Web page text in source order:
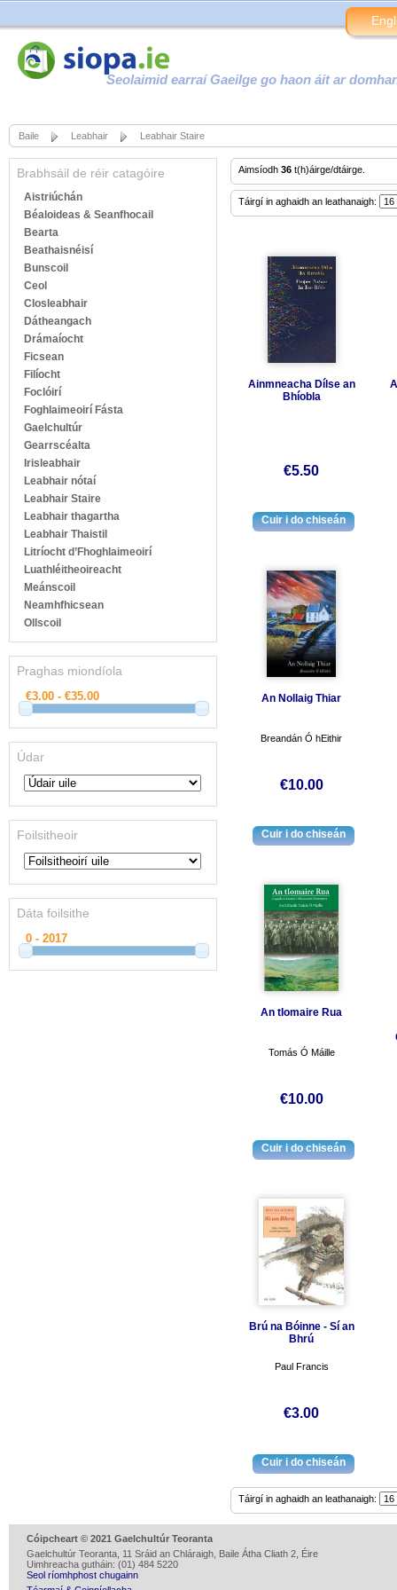
Seolaimid earraí Gaeilge go haon áit ar
Baile Leabhair Leabhair Staire
Brabhsáil de réir catagóire
Aistriúchán
Béaloideas & Seanfhocail
Bearta
Beathaisnéisí
Bunscoil
Ceol
Closleabhair
Dátheangach
Drámaíocht
Ficsean
Filíocht
Foclóirí
Foghlaimeoirí Fásta
Gaelchultúr
Gearrscéalta
Irisleabhair
Leabhair nótaí
Leabhair Staire
Leabhair thagartha
Leabhair Thaistil
Litríocht d’Fhoghlaimeoirí
Luathléitheoireacht
Meánscoil
Neamhfhicsean
Ollscoil
Praghas miondíola
Údar
Foilsitheoir
Dáta foilsithe
Aimsíodh 36 t(h)áirge/dtáirge.
Táirgí in aghaidh an leathanaigh:
Ainmneacha Dílse an
Bhíobla
€5.50
An Nollaig Thiar
Breandán Ó hEithir
€10.00
An tIomaire Rua
Tomás Ó Máille
€10.00
Brú na Bóinne - Sí an
Bhrú
Paul Francis
€3.00
Táirgí in aghaidh an leathanaigh:
Cóipcheart © 2021 Gaelchultúr Teoranta
Gaelchultúr Teoranta, 11 Sráid an Chláraigh, Baile Átha Cliath 2, Éire
Uimhreacha gutháin: (01) 484 5220
Seol ríomhphost chugainn